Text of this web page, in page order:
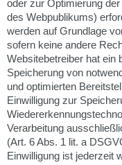
oder zur Optimierung
des Webpublikums)
werden auf Grundlage
sofern keine andere
Websitebetreiber hat ein
Speicherung von
und optimierten
Einwilligung zur
Verarbeitung
(Art. 6 Abs. 1 lit. a
Einwilligung ist jederzeit